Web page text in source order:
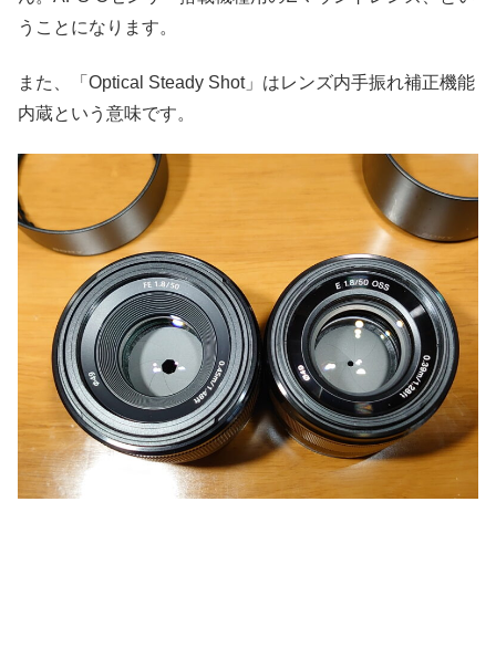
うことになります。
また、「Optical Steady Shot」はレンズ内手振れ補正機能
内蔵という意味です。